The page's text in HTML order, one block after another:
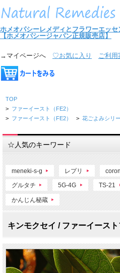
ホメオパシーレメディとフラワーエッセ
【ホメオパシージャパン正規販売店】
→マイページへ ♡お気に入り ご利用
TOP
> ファーイースト（FE2）
> ファーイースト（FE2） > 花ごよみシリ
☆人気のキーワード
meneki-s-g レプリ coron
グルタチ 5G-4G TS-21
かんじん秘蔵
キンモクセイ / ファーイース